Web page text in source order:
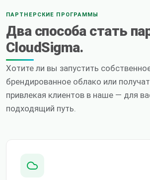
ПАРТНЕРСКИЕ ПРОГРАММЫ
Два способа стать
CloudSigma.
Хотите ли вы запустить
брендированное облако или
привлекая клиентов в наше — для
подходящий путь.